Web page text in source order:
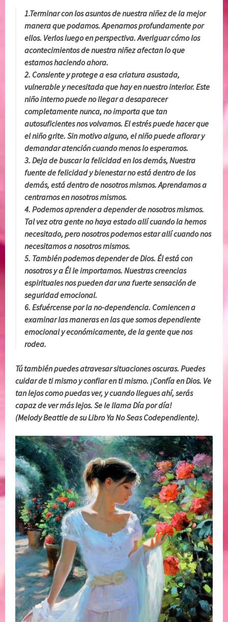
1.Terminar con los asuntos de nuestra niñez de la mejor
manera que podamos. Apenarnos profundamente por
ellos. Verlos luego en perspectiva. Averiguar cómo los
acontecimientos de nuestra niñez afectan lo que
estamos haciendo ahora.
2. Consiente y protege a esa criatura asustada,
vulnerable y necesitada que hay en nuestro interior. Este
niño interno puede no llegar a desaparecer
completamente nunca, no importa que tan
autosuficientes nos volvamos. El estrés puede hacer que
el niño grite. Sin motivo alguno, el niño puede aflorar y
demandar atención cuando menos lo esperamos.
3. Deja de buscar la felicidad en los demás, Nuestra
fuente de felicidad y bienestar no está dentro de los
demás, está dentro de nosotros mismos. Aprendamos a
centrarnos en nosotros mismos.
4. Podemos aprender a depender de nosotros mismos.
Tal vez otra gente no haya estado allí cuando la hemos
necesitado, pero nosotros podemos estar allí cuando nos
necesitamos a nosotros mismos.
5. También podemos depender de Dios. Él está con
nosotros y a Él le importamos. Nuestras creencias
espirituales nos pueden dar una fuerte sensación de
seguridad emocional.
6. Esfuércense por la no-dependencia. Comiencen a
examinar las maneras en las que somos dependiente
emocional y económicamente, de la gente que nos
rodea.
Tú también puedes atravesar situaciones oscuras. Puedes
cuidar de ti mismo y confiar en ti mismo. ¡Confía en Dios. Ve
tan lejos como puedas ver, y cuando llegues ahí, serás
capaz de ver más lejos. Se le llama Día por día!
(Melody Beattie de su Libro Ya No Seas Codependiente).